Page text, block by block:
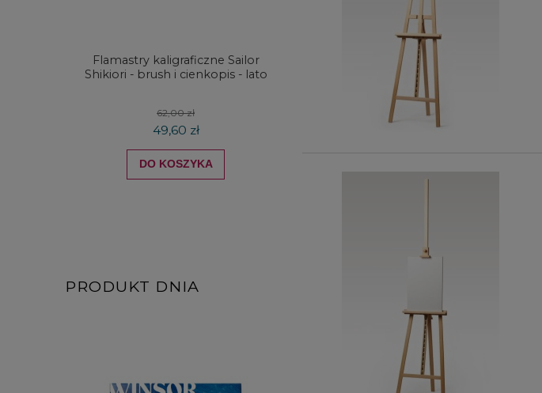
Flamastry kaligraficzne Sailor
Shikiori - brush i cienkopis - lato
62,00 zł
49,60 zł
DO KOSZYKA
Zestaw pędzli syntetycznych
Zieler Premium Mix Media - 5
szt.
44,00 zł
PRODUKT DNIA